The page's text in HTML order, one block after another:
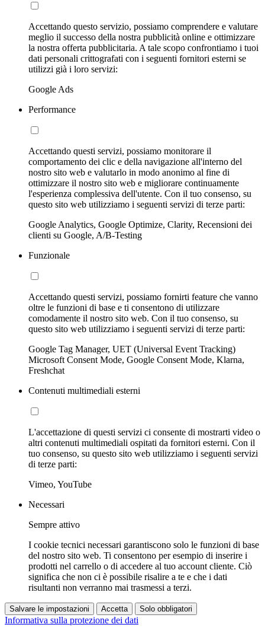
Accettando questo servizio, possiamo comprendere e valutare
meglio il successo della nostra pubblicità online e ottimizzare
la nostra offerta pubblicitaria. A tale scopo confrontiamo i tuoi
dati personali crittografati con i seguenti fornitori esterni se
utilizzi già i loro servizi:
Google Ads
Performance
Accettando questi servizi, possiamo monitorare il
comportamento dei clic e della navigazione all'interno del
nostro sito web e valutarlo in modo anonimo al fine di
ottimizzare il nostro sito web e migliorare continuamente
l'esperienza complessiva dell'utente. Con il tuo consenso, su
questo sito web utilizziamo i seguenti servizi di terze parti:
Google Analytics, Google Optimize, Clarity, Recensioni dei
clienti su Google, A/B-Testing
Funzionale
Accettando questi servizi, possiamo fornirti feature che vanno
oltre le funzioni di base e ti consentono di utilizzare
comodamente il nostro sito web. Con il tuo consenso, su
questo sito web utilizziamo i seguenti servizi di terze parti:
Google Tag Manager, UET (Universal Event Tracking)
Microsoft Consent Mode, Google Consent Mode, Klarna,
Freshchat
Contenuti multimediali esterni
L'accettazione di questi servizi ci consente di mostrarti video o
altri contenuti multimediali ospitati da fornitori esterni. Con il
tuo consenso, su questo sito web utilizziamo i seguenti servizi
di terze parti:
Vimeo, YouTube
Necessari
Sempre attivo
I cookie tecnici necessari garantiscono solo le funzioni di base
del nostro sito web. Ti consentono per esempio di inserire i
prodotti nel carrello o di accedere al tuo account cliente. Ciò
significa che non ci è possibile risalire a te e che i dati
risultanti non verranno mai trasmessi a terzi.
Salvare le impostazioni Accetta Solo obbligatori
Informativa sulla protezione dei dati